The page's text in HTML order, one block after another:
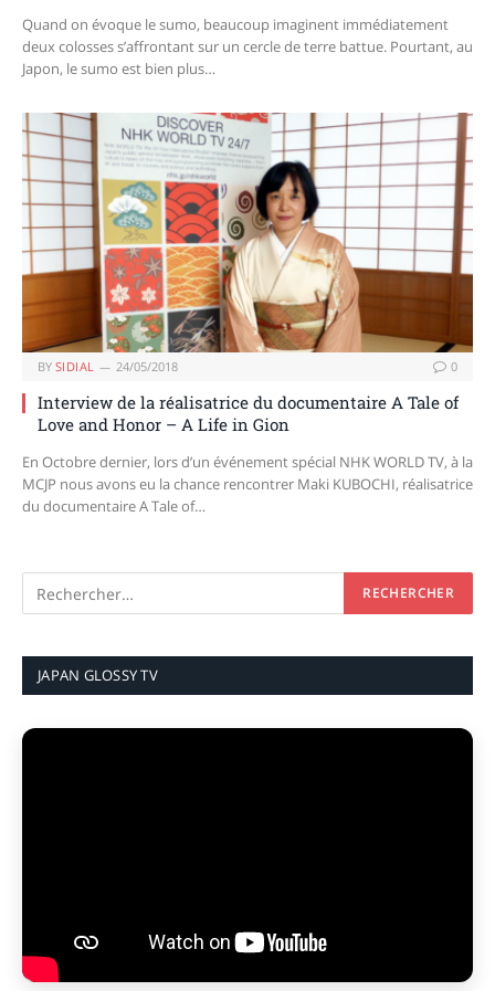
Quand on évoque le sumo, beaucoup imaginent immédiatement
deux colosses s’affrontant sur un cercle de terre battue. Pourtant, au
Japon, le sumo est bien plus…
BY SIDIAL 24/05/2018 0
Interview de la réalisatrice du documentaire A Tale of
Love and Honor – A Life in Gion
En Octobre dernier, lors d’un événement spécial NHK WORLD TV, à la
MCJP nous avons eu la chance rencontrer Maki KUBOCHI, réalisatrice
du documentaire A Tale of…
JAPAN GLOSSY TV